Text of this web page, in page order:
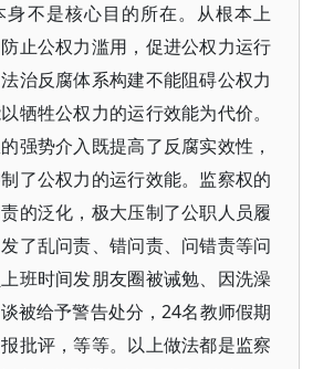
身不是核心目的所在。从根本上
止公权力滥用，促进公权力运行
治反腐体系构建不能阻碍公权力
牺牲公权力的运行效能为代价。
强势介入既提高了反腐实效性，
了公权力的运行效能。监察权的
的泛化，极大压制了公职人员履
了乱问责、错问责、问错责等问
班时间发朋友圈被诫勉、因洗澡
被给予警告处分，24名教师假期
批评，等等。以上做法都是监察